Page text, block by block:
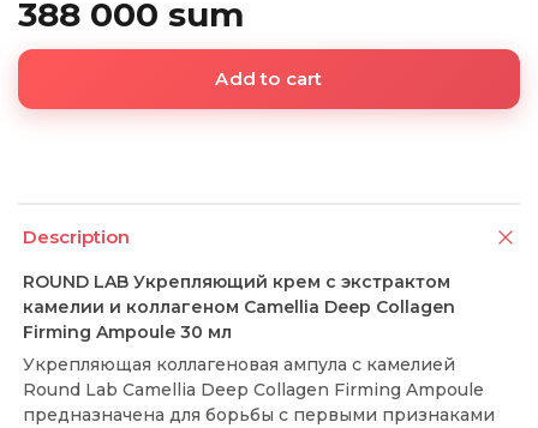
388 000 sum
Add to cart
Description
ROUND LAB Укрепляющий крем с экстрактом
камелии и коллагеном Camellia Deep Collagen
Firming Ampoule 30 мл
Укрепляющая коллагеновая ампула с камелией
Round Lab Camellia Deep Collagen Firming Ampoule
предназначена для борьбы с первыми признаками